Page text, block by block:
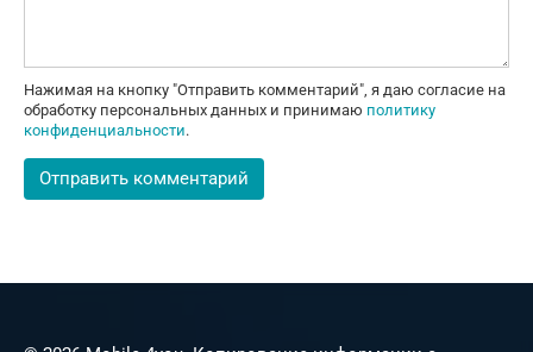
Нажимая на кнопку "Отправить комментарий", я даю согласие на
обработку персональных данных и принимаю политику
конфиденциальности.